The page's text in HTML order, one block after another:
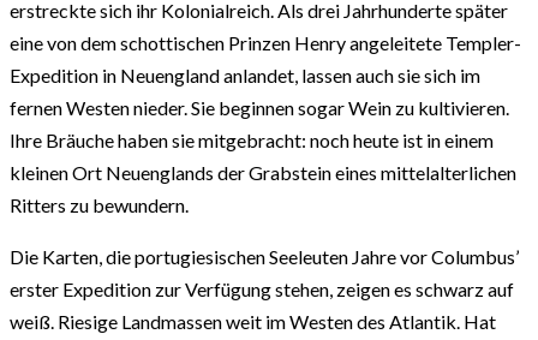
erstreckte sich ihr Kolonialreich. Als drei Jahrhunderte später
eine von dem schottischen Prinzen Henry angeleitete Templer-
Expedition in Neuengland anlandet, lassen auch sie sich im
fernen Westen nieder. Sie beginnen sogar Wein zu kultivieren.
Ihre Bräuche haben sie mitgebracht: noch heute ist in einem
kleinen Ort Neuenglands der Grabstein eines mittelalterlichen
Ritters zu bewundern.
Die Karten, die portugiesischen Seeleuten Jahre vor Columbus’
erster Expedition zur Verfügung stehen, zeigen es schwarz auf
weiß. Riesige Landmassen weit im Westen des Atlantik. Hat